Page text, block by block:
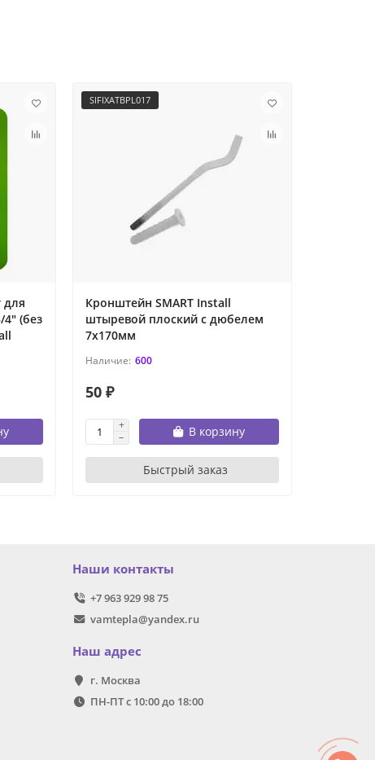
для
(без
SIFIXATBPL017
Кронштейн SMART Install
штыревой плоский с дюбелем
7x170мм
600
50 ₽
В корзину
Быстрый заказ
Наши контакты
+7 963 929 98 75
vamtepla@yandex.ru
Наш адрес
г. Москва
ПН-ПТ с 10:00 до 18:00